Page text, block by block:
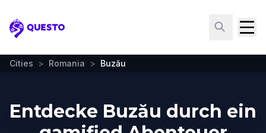
Questo
Cities > Romania > Buzău
Entdecke Buzău durch ein